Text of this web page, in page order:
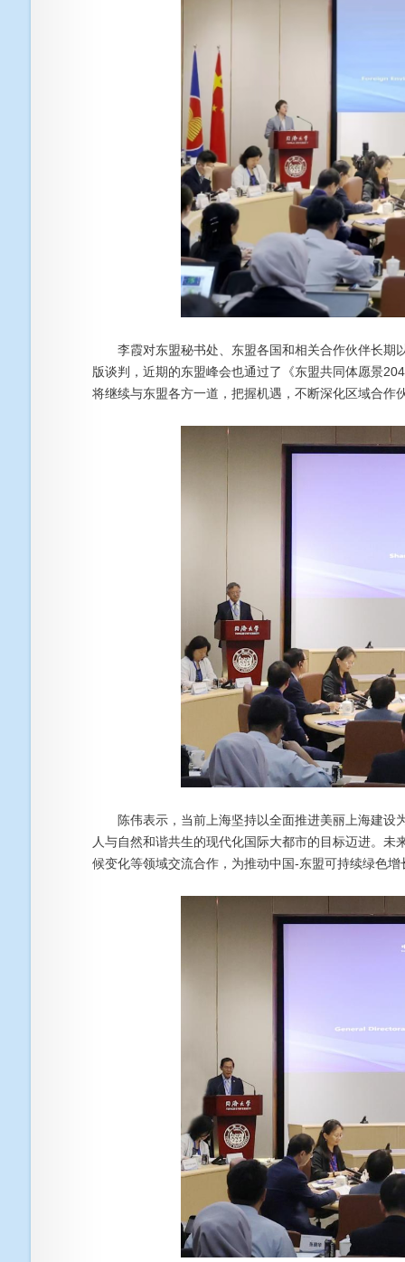
李霞对东盟秘书处、东盟各国和相关合作伙伴长期
版谈判，近期的东盟峰会也通过了《东盟共同体愿景
将继续与东盟各方一道，把握机遇，不断深化区域合作
陈伟表示，当前上海坚持以全面推进美丽上海建设
人与自然和谐共生的现代化国际大都市的目标迈进。
候变化等领域交流合作，为推动中国-东盟可持续绿色